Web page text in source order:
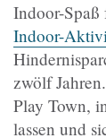
Indoor-Spaß
Indoor-
zwölf
Play Town,
lassen und